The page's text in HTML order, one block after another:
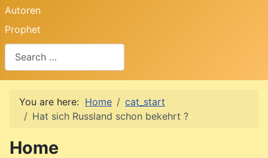
Autoren
Prophet
Search
You are here: Home
cat_start
Hat sich Russland schon bekehrt ?
Home